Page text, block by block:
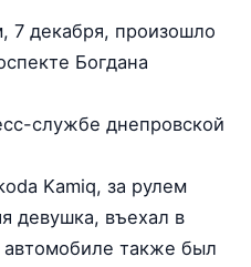
7 декабря, произошло
Богдана
службе днепровской
Kamiq, за рулем
девушка, въехал в
также был